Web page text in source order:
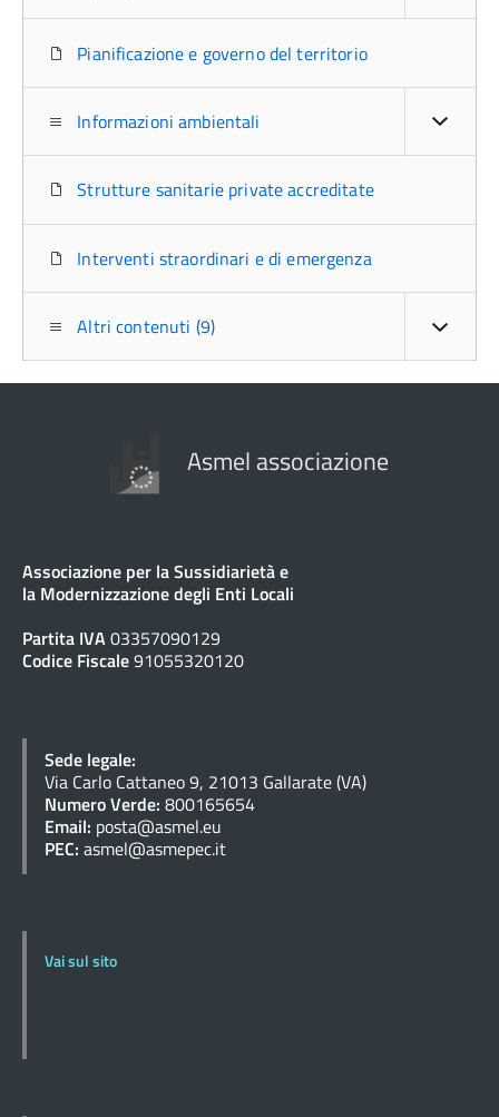
Pianificazione e governo del territorio
Informazioni ambientali
Strutture sanitarie private accreditate
Interventi straordinari e di emergenza
Altri contenuti (9)
Asmel associazione
Associazione per la Sussidiarietà e
la Modernizzazione degli Enti Locali
Partita IVA03357090129
Codice Fiscale91055320120
Sede legale:
Via Carlo Cattaneo 9, 21013 Gallarate (VA)
Numero Verde: 800165654
Email: posta@asmel.eu
PEC: asmel@asmepec.it
Vai sul sito